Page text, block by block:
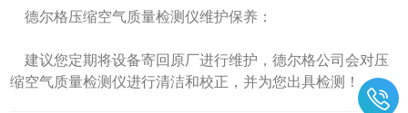
德尔格压缩空气质量检测仪维护保养：
建议您定期将设备寄回原厂进行维护，德尔格公司会对压
缩空气质量检测仪进行清洁和校正，并为您出具检测！